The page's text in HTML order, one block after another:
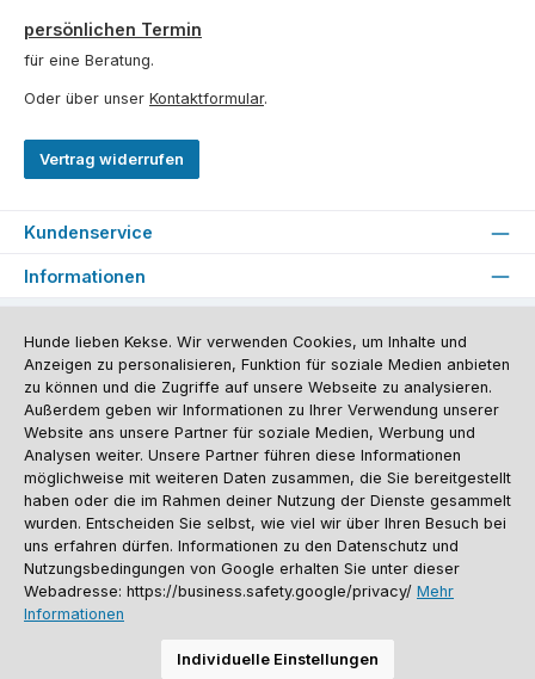
persönlichen Termin
für eine Beratung.
Oder über unser Kontaktformular.
Vertrag widerrufen
Kundenservice
Informationen
Versandinformationen Zahlungsarten Vereinsrabatt
Kontakt
Batterieentsorgung
Warenrücksendung Sporthund Katalog
Alle Preise inkl. gesetzl. Mehrwertsteuer zzgl.Versandkosten, wenn nicht
anders angegeben. Preise vor dem Login werden in Euro (DE) angezeigt.
Streichpreise = UVP-Preise. Abbildungen ähnlich. Änderungen
vorbehalten.
© 2026 Sporthund - Alle Rechte vorbehalten. Theme by
ThemeWare®
Hunde lieben Kekse. Wir verwenden Cookies, um Inhalte und
Anzeigen zu personalisieren, Funktion für soziale Medien anbieten
zu können und die Zugriffe auf unsere Webseite zu analysieren.
Außerdem geben wir Informationen zu Ihrer Verwendung unserer
Website ans unsere Partner für soziale Medien, Werbung und
Analysen weiter. Unsere Partner führen diese Informationen
möglichweise mit weiteren Daten zusammen, die Sie bereitgestellt
haben oder die im Rahmen deiner Nutzung der Dienste gesammelt
wurden. Entscheiden Sie selbst, wie viel wir über Ihren Besuch bei
uns erfahren dürfen. Informationen zu den Datenschutz und
Nutzungsbedingungen von Google erhalten Sie unter dieser
Webadresse: https://business.safety.google/privacy/ Mehr
Informationen
Individuelle Einstellungen